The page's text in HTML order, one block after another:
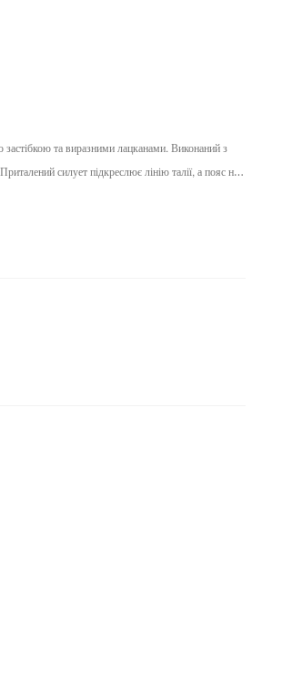
та виразними лацканами. Виконаний з
силует підкреслює лінію талії, а пояс на